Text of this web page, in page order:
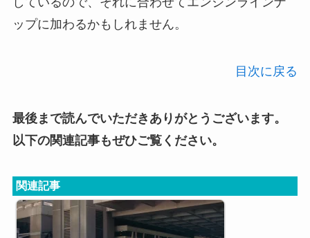
ップに加わるかもしれません。
目次に戻る
最後まで読んでいただきありがとうございます。
以下の関連記事もぜひご覧ください。
関連記事